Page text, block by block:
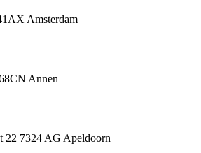
Amsterdam
Annen
22 7324 AG Apeldoorn